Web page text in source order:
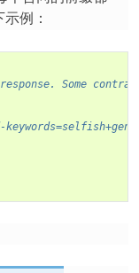
例：
Some